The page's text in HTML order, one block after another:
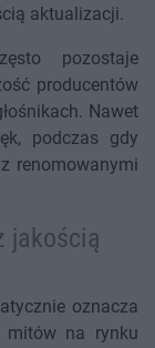
aktualizacji.
pozostaje
producentów
Nawet
podczas gdy
renomowanymi
jakością
oznacza
mitów na rynku